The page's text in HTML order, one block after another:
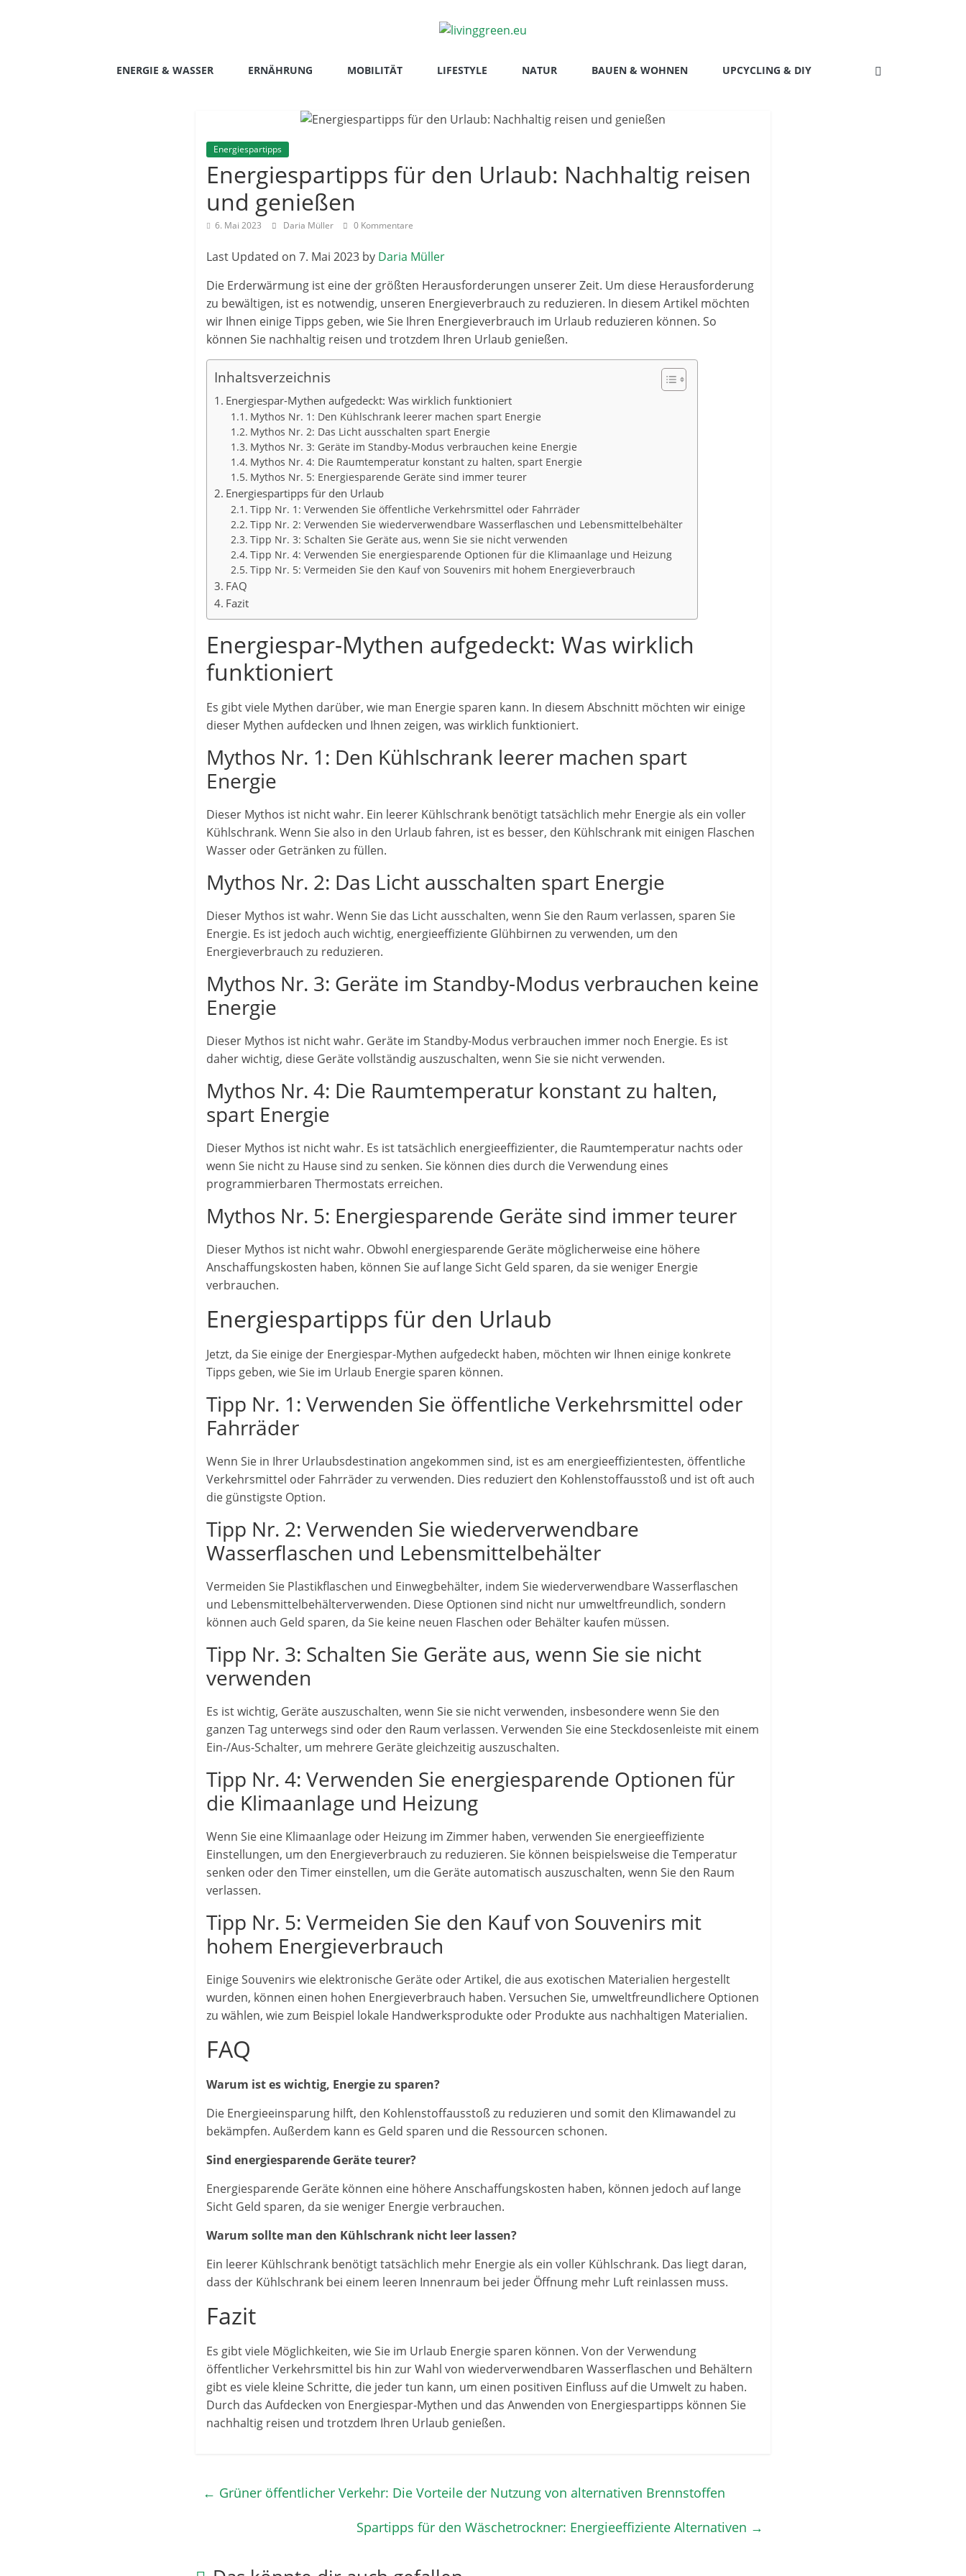
livinggreen.eu
ENERGIE & WASSER ERNÄHRUNG MOBILITÄT LIFESTYLE NATUR BAUEN & WOHNEN UPCYCLING & DIY
Energiespartipps
Energiespartipps für den Urlaub: Nachhaltig reisen
und genießen
6. Mai 2023 Daria Müller 0 Kommentare
Last Updated on 7. Mai 2023 by Daria Müller
Die Erderwärmung ist eine der größten Herausforderungen unserer Zeit. Um diese Herausforderung
zu bewältigen, ist es notwendig, unseren Energieverbrauch zu reduzieren. In diesem Artikel möchten
wir Ihnen einige Tipps geben, wie Sie Ihren Energieverbrauch im Urlaub reduzieren können. So
können Sie nachhaltig reisen und trotzdem Ihren Urlaub genießen.
Inhaltsverzeichnis
Energiespar-Mythen aufgedeckt: Was wirklich funktioniert
Mythos Nr. 1: Den Kühlschrank leerer machen spart Energie
Mythos Nr. 2: Das Licht ausschalten spart Energie
Mythos Nr. 3: Geräte im Standby-Modus verbrauchen keine Energie
Mythos Nr. 4: Die Raumtemperatur konstant zu halten, spart Energie
Mythos Nr. 5: Energiesparende Geräte sind immer teurer
Energiespartipps für den Urlaub
Tipp Nr. 1: Verwenden Sie öffentliche Verkehrsmittel oder Fahrräder
Tipp Nr. 2: Verwenden Sie wiederverwendbare Wasserflaschen und Lebensmittelbehälter
Tipp Nr. 3: Schalten Sie Geräte aus, wenn Sie sie nicht verwenden
Tipp Nr. 4: Verwenden Sie energiesparende Optionen für die Klimaanlage und Heizung
Tipp Nr. 5: Vermeiden Sie den Kauf von Souvenirs mit hohem Energieverbrauch
FAQ
Fazit
Energiespar-Mythen aufgedeckt: Was wirklich
funktioniert
Es gibt viele Mythen darüber, wie man Energie sparen kann. In diesem Abschnitt möchten wir einige
dieser Mythen aufdecken und Ihnen zeigen, was wirklich funktioniert.
Mythos Nr. 1: Den Kühlschrank leerer machen spart
Energie
Dieser Mythos ist nicht wahr. Ein leerer Kühlschrank benötigt tatsächlich mehr Energie als ein voller
Kühlschrank. Wenn Sie also in den Urlaub fahren, ist es besser, den Kühlschrank mit einigen Flaschen
Wasser oder Getränken zu füllen.
Mythos Nr. 2: Das Licht ausschalten spart Energie
Dieser Mythos ist wahr. Wenn Sie das Licht ausschalten, wenn Sie den Raum verlassen, sparen Sie
Energie. Es ist jedoch auch wichtig, energieeffiziente Glühbirnen zu verwenden, um den
Energieverbrauch zu reduzieren.
Mythos Nr. 3: Geräte im Standby-Modus verbrauchen keine
Energie
Dieser Mythos ist nicht wahr. Geräte im Standby-Modus verbrauchen immer noch Energie. Es ist
daher wichtig, diese Geräte vollständig auszuschalten, wenn Sie sie nicht verwenden.
Mythos Nr. 4: Die Raumtemperatur konstant zu halten,
spart Energie
Dieser Mythos ist nicht wahr. Es ist tatsächlich energieeffizienter, die Raumtemperatur nachts oder
wenn Sie nicht zu Hause sind zu senken. Sie können dies durch die Verwendung eines
programmierbaren Thermostats erreichen.
Mythos Nr. 5: Energiesparende Geräte sind immer teurer
Dieser Mythos ist nicht wahr. Obwohl energiesparende Geräte möglicherweise eine höhere
Anschaffungskosten haben, können Sie auf lange Sicht Geld sparen, da sie weniger Energie
verbrauchen.
Energiespartipps für den Urlaub
Jetzt, da Sie einige der Energiespar-Mythen aufgedeckt haben, möchten wir Ihnen einige konkrete
Tipps geben, wie Sie im Urlaub Energie sparen können.
Tipp Nr. 1: Verwenden Sie öffentliche Verkehrsmittel oder
Fahrräder
Wenn Sie in Ihrer Urlaubsdestination angekommen sind, ist es am energieeffizientesten, öffentliche
Verkehrsmittel oder Fahrräder zu verwenden. Dies reduziert den Kohlenstoffausstoß und ist oft auch
die günstigste Option.
Tipp Nr. 2: Verwenden Sie wiederverwendbare
Wasserflaschen und Lebensmittelbehälter
Vermeiden Sie Plastikflaschen und Einwegbehälter, indem Sie wiederverwendbare Wasserflaschen
und Lebensmittelbehälterverwenden. Diese Optionen sind nicht nur umweltfreundlich, sondern
können auch Geld sparen, da Sie keine neuen Flaschen oder Behälter kaufen müssen.
Tipp Nr. 3: Schalten Sie Geräte aus, wenn Sie sie nicht
verwenden
Es ist wichtig, Geräte auszuschalten, wenn Sie sie nicht verwenden, insbesondere wenn Sie den
ganzen Tag unterwegs sind oder den Raum verlassen. Verwenden Sie eine Steckdosenleiste mit einem
Ein-/Aus-Schalter, um mehrere Geräte gleichzeitig auszuschalten.
Tipp Nr. 4: Verwenden Sie energiesparende Optionen für
die Klimaanlage und Heizung
Wenn Sie eine Klimaanlage oder Heizung im Zimmer haben, verwenden Sie energieeffiziente
Einstellungen, um den Energieverbrauch zu reduzieren. Sie können beispielsweise die Temperatur
senken oder den Timer einstellen, um die Geräte automatisch auszuschalten, wenn Sie den Raum
verlassen.
Tipp Nr. 5: Vermeiden Sie den Kauf von Souvenirs mit
hohem Energieverbrauch
Einige Souvenirs wie elektronische Geräte oder Artikel, die aus exotischen Materialien hergestellt
wurden, können einen hohen Energieverbrauch haben. Versuchen Sie, umweltfreundlichere Optionen
zu wählen, wie zum Beispiel lokale Handwerksprodukte oder Produkte aus nachhaltigen Materialien.
FAQ
Warum ist es wichtig, Energie zu sparen?
Die Energieeinsparung hilft, den Kohlenstoffausstoß zu reduzieren und somit den Klimawandel zu
bekämpfen. Außerdem kann es Geld sparen und die Ressourcen schonen.
Sind energiesparende Geräte teurer?
Energiesparende Geräte können eine höhere Anschaffungskosten haben, können jedoch auf lange
Sicht Geld sparen, da sie weniger Energie verbrauchen.
Warum sollte man den Kühlschrank nicht leer lassen?
Ein leerer Kühlschrank benötigt tatsächlich mehr Energie als ein voller Kühlschrank. Das liegt daran,
dass der Kühlschrank bei einem leeren Innenraum bei jeder Öffnung mehr Luft reinlassen muss.
Fazit
Es gibt viele Möglichkeiten, wie Sie im Urlaub Energie sparen können. Von der Verwendung
öffentlicher Verkehrsmittel bis hin zur Wahl von wiederverwendbaren Wasserflaschen und Behältern
gibt es viele kleine Schritte, die jeder tun kann, um einen positiven Einfluss auf die Umwelt zu haben.
Durch das Aufdecken von Energiespar-Mythen und das Anwenden von Energiespartipps können Sie
nachhaltig reisen und trotzdem Ihren Urlaub genießen.
← Grüner öffentlicher Verkehr: Die Vorteile der Nutzung von alternativen Brennstoffen
Spartipps für den Wäschetrockner: Energieeffiziente Alternativen →